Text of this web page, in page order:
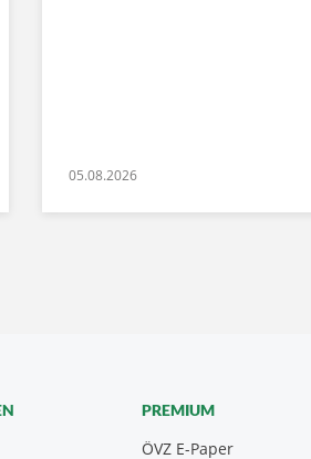
05.08.2026
PREMIUM
ÖVZ E-Paper